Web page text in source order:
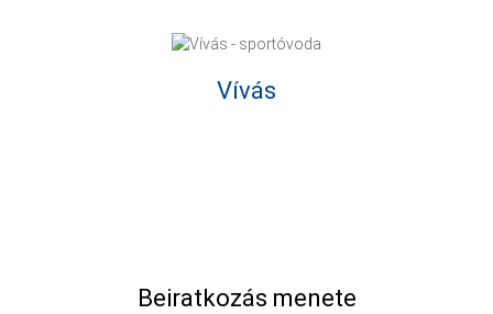
Vívás
Beiratkozás menete